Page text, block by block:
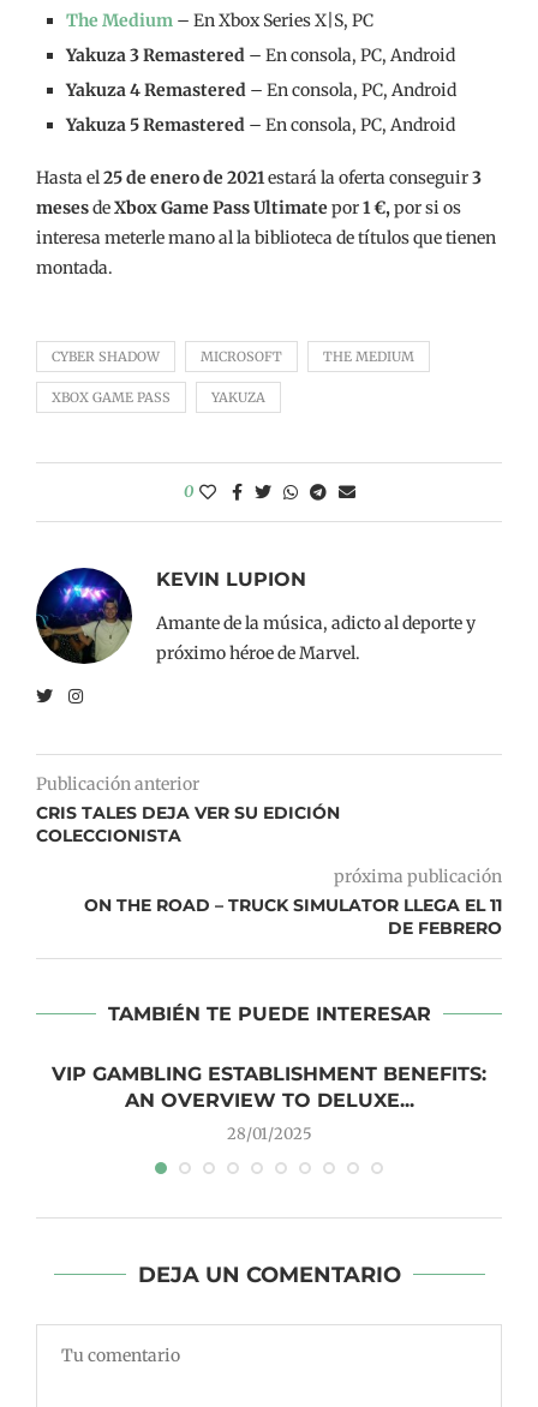
The Medium – En Xbox Series X|S, PC
Yakuza 3 Remastered – En consola, PC, Android
Yakuza 4 Remastered – En consola, PC, Android
Yakuza 5 Remastered – En consola, PC, Android
Hasta el25 de enero de 2021estará la oferta conseguir3
mesesdeXbox Game Pass Ultimate por1 €,por si os
interesa meterle mano al la biblioteca de títulos que tienen
montada.
CYBER SHADOW MICROSOFT THE MEDIUM
XBOX GAME PASS YAKUZA
0
KEVIN LUPION
Amante de la música, adicto al deporte y
próximo héroe de Marvel.
Publicación anterior
CRIS TALES DEJA VER SU EDICIÓN
COLECCIONISTA
próxima publicación
ON THE ROAD – TRUCK SIMULATOR LLEGA EL 11
DE FEBRERO
TAMBIÉN TE PUEDE INTERESAR
VIP GAMBLING ESTABLISHMENT BENEFITS:
AN OVERVIEW TO DELUXE...
28/01/2025
DEJA UN COMENTARIO